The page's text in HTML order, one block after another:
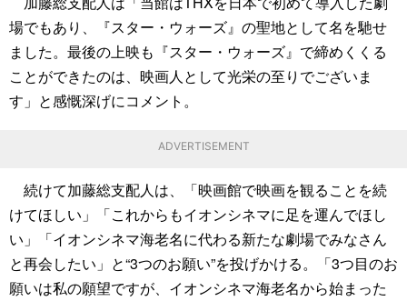
場でもあり、『スター・ウォーズ』の聖地として名を馳せ
ました。最後の上映も『スター・ウォーズ』で締めくくる
ことができたのは、映画人として光栄の至りでございま
す」と感慨深げにコメント。
ADVERTISEMENT
続けて加藤総支配人は、「映画館で映画を観ることを続
けてほしい」「これからもイオンシネマに足を運んでほし
い」「イオンシネマ海老名に代わる新たな劇場でみなさん
と再会したい」と“3つのお願い”を投げかける。「3つ目のお
願いは私の願望ですが、イオンシネマ海老名から始まった